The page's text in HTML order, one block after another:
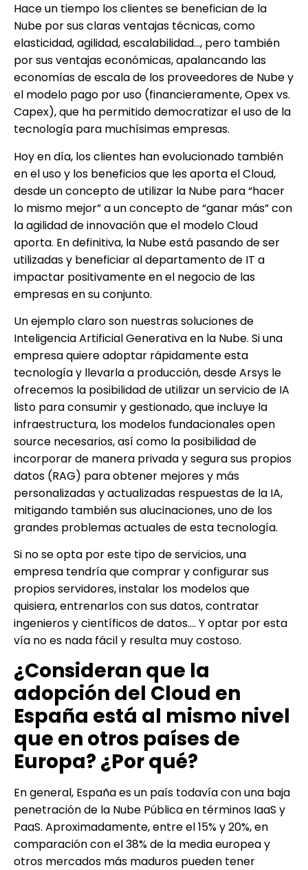
Hace un tiempo los clientes se benefician de la
Nube por sus claras ventajas técnicas, como
elasticidad, agilidad, escalabilidad…, pero también
por sus ventajas económicas, apalancando las
economías de escala de los proveedores de Nube y
el modelo pago por uso (financieramente, Opex vs.
Capex), que ha permitido democratizar el uso de la
tecnología para muchísimas empresas.
Hoy en día, los clientes han evolucionado también
en el uso y los beneficios que les aporta el Cloud,
desde un concepto de utilizar la Nube para “hacer
lo mismo mejor” a un concepto de “ganar más” con
la agilidad de innovación que el modelo Cloud
aporta. En definitiva, la Nube está pasando de ser
utilizadas y beneficiar al departamento de IT a
impactar positivamente en el negocio de las
empresas en su conjunto.
Un ejemplo claro son nuestras soluciones de
Inteligencia Artificial Generativa en la Nube. Si una
empresa quiere adoptar rápidamente esta
tecnología y llevarla a producción, desde Arsys le
ofrecemos la posibilidad de utilizar un servicio de IA
listo para consumir y gestionado, que incluye la
infraestructura, los modelos fundacionales open
source necesarios, así como la posibilidad de
incorporar de manera privada y segura sus propios
datos (RAG) para obtener mejores y más
personalizadas y actualizadas respuestas de la IA,
mitigando también sus alucinaciones, uno de los
grandes problemas actuales de esta tecnología.
Si no se opta por este tipo de servicios, una
empresa tendría que comprar y configurar sus
propios servidores, instalar los modelos que
quisiera, entrenarlos con sus datos, contratar
ingenieros y científicos de datos…. Y optar por esta
vía no es nada fácil y resulta muy costoso.
¿Consideran que la
adopción del Cloud en
España está al mismo nivel
que en otros países de
Europa? ¿Por qué?
En general, España es un país todavía con una baja
penetración de la Nube Pública en términos IaaS y
PaaS. Aproximadamente, entre el 15% y 20%, en
comparación con el 38% de la media europea y
otros mercados más maduros pueden tener